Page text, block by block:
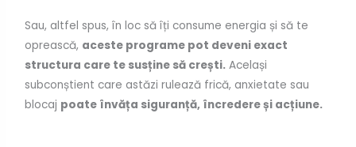
Sau, altfel spus, în loc să îți consume energia și să te
oprească, aceste programe pot deveni exact
structura care te susține să crești. Același
subconștient care astăzi rulează frică, anxietate sau
blocaj poate învăța siguranță, încredere și acțiune.